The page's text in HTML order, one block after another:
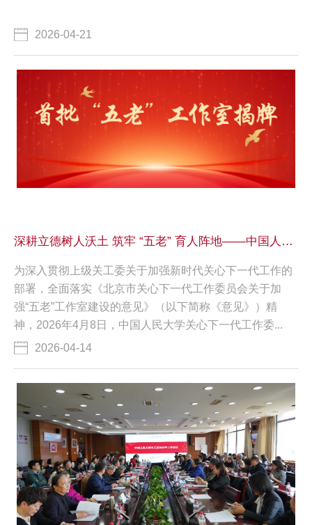
2026-04-21
深耕立德树人沃土 筑牢 “五老” 育人阵地——中国人民大学首批“五老”工作室揭牌
为深入贯彻上级关工委关于加强新时代关心下一代工作的
部署，全面落实《北京市关心下一代工作委员会关于加
强“五老”工作室建设的意见》（以下简称《意见》）精
神，2026年4月8日，中国人民大学关心下一代工作委...
2026-04-14